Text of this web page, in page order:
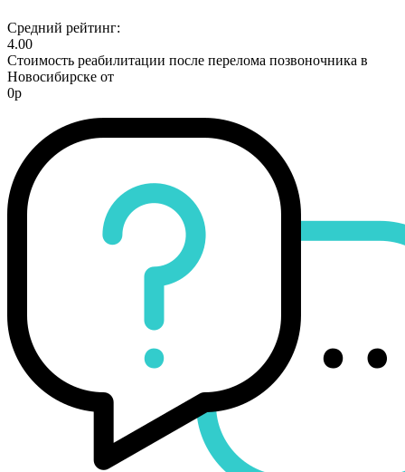
Средний рейтинг:
4.00
Стоимость реабилитации после перелома позвоночника в
Новосибирске от
0р